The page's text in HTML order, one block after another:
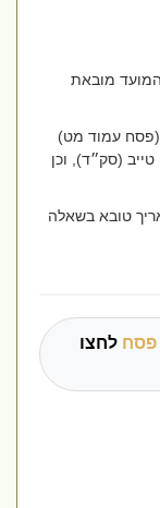
מובאת
עמוד מט)
(סק״ד), וכן
טובא בשאלה
לחצו